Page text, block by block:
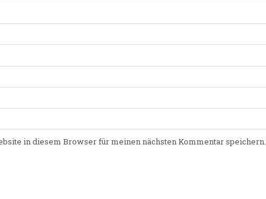
in diesem Browser für meinen nächsten Kommentar speichern.